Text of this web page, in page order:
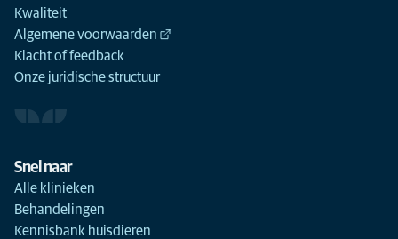
Kwaliteit
Algemene voorwaarden
Klacht of feedback
Onze juridische structuur
Snel naar
Alle klinieken
Behandelingen
Kennisbank huisdieren